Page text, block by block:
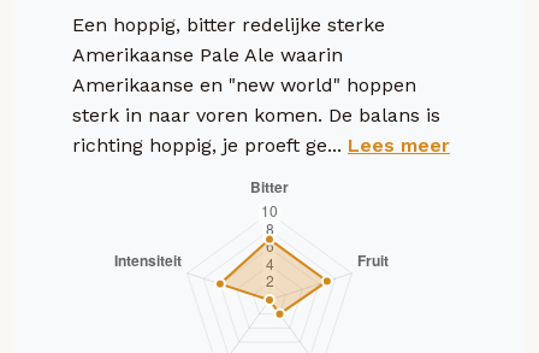
Een hoppig, bitter redelijke sterke
Amerikaanse Pale Ale waarin
Amerikaanse en "new world" hoppen
sterk in naar voren komen. De balans is
richting hoppig, je proeft ge... Lees meer